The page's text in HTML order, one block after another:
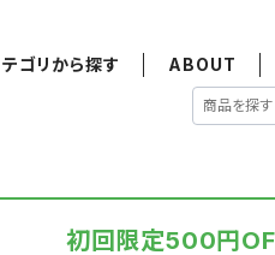
ゴリから探す ABOUT
初回限定500円